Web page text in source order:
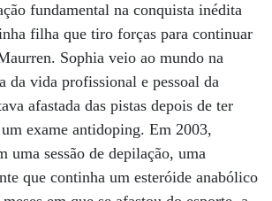
fundamental na conquista inédita
filha que tiro forças para continuar
Sophia veio ao mundo na
da vida profissional e pessoal da
afastada das pistas depois de ter
exame antidoping. Em 2003,
uma sessão de depilação, uma
que continha um esteróide anabólico